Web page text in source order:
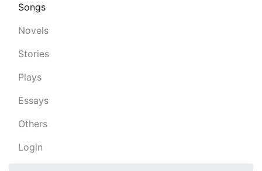
Songs
Novels
Stories
Plays
Essays
Others
Login